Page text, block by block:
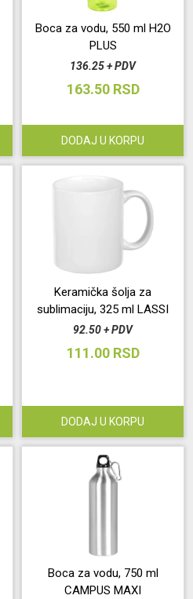
Boca za vodu, 550 ml H2O
PLUS
136.25 + PDV
163.50 RSD
DODAJ U KORPU
Keramička šolja za
sublimaciju, 325 ml LASSI
92.50 + PDV
111.00 RSD
DODAJ U KORPU
Boca za vodu, 750 ml
CAMPUS MAXI